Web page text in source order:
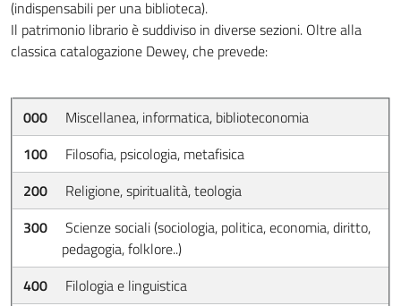
(indispensabili per una biblioteca).
Il patrimonio librario è suddiviso in diverse sezioni. Oltre alla
classica catalogazione Dewey, che prevede:
000
Miscellanea, informatica, biblioteconomia
100
Filosofia, psicologia, metafisica
200
Religione, spiritualità, teologia
300
Scienze sociali (sociologia, politica, economia, diritto,
pedagogia, folklore..)
400
Filologia e linguistica